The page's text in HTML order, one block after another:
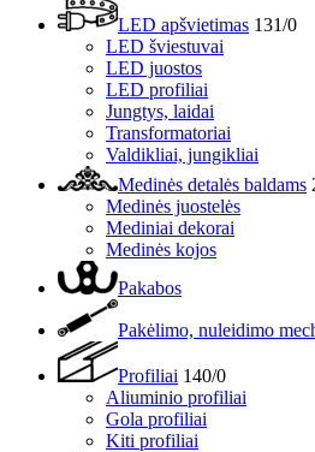
LED apšvietimas 131/0
LED šviestuvai
LED juostos
LED profiliai
Jungtys, laidai
Transformatoriai
Valdikliai, jungikliai
Medinės detalės baldams
Medinės juostelės
Mediniai dekorai
Medinės kojos
Pakabos
Pakėlimo, nuleidimo
Profiliai 140/0
Aliuminio profiliai
Gola profiliai
Kiti profiliai